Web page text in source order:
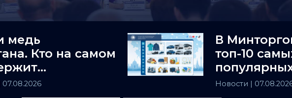
медь
Кто на самом
Азию
07.08.2026
В
топ-10
Казахстане
Новости |